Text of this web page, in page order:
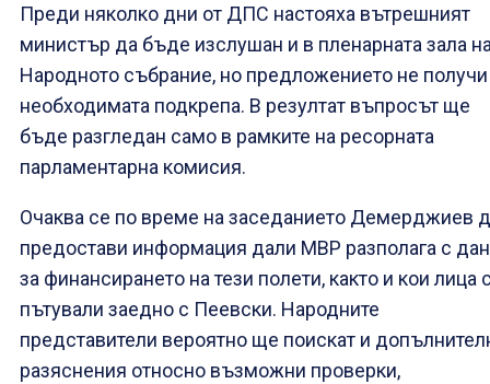
Преди няколко дни от ДПС настояха вътрешният
министър да бъде изслушан и в пленарната зала
Народното събрание, но предложението не получи
необходимата подкрепа. В резултат въпросът ще
бъде разгледан само в рамките на ресорната
парламентарна комисия.
Очаква се по време на заседанието Демерджиев
предостави информация дали МВР разполага с
за финансирането на тези полети, както и кои лица
пътували заедно с Пеевски. Народните
представители вероятно ще поискат и
разяснения относно възможни проверки,